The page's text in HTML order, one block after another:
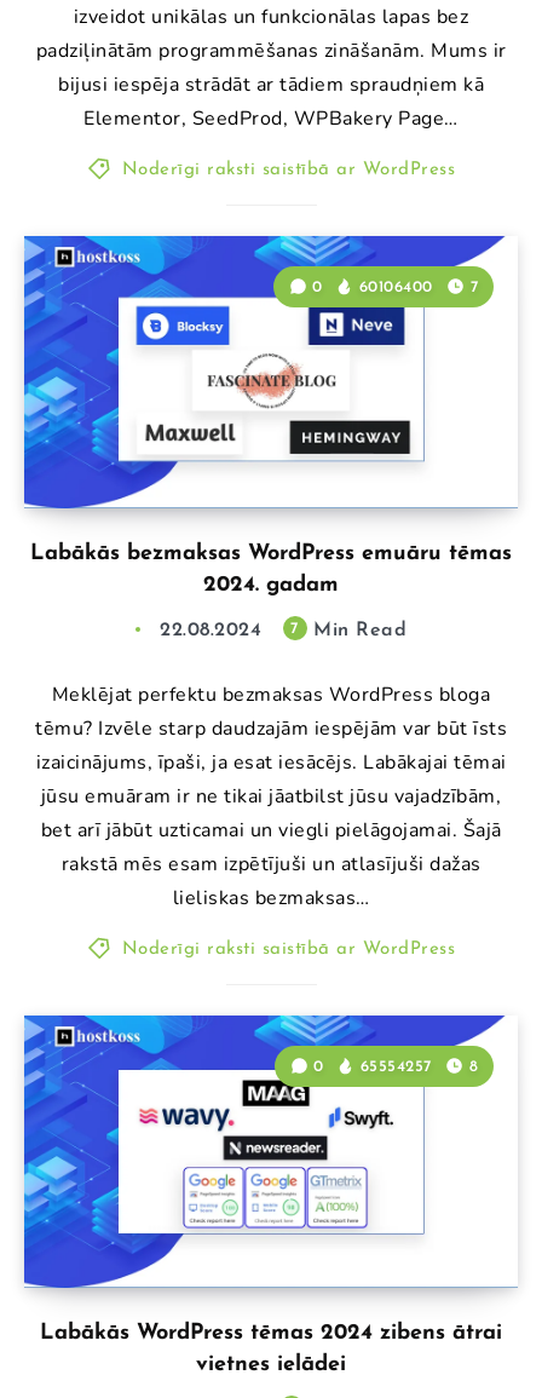
izveidot unikālas un funkcionālas lapas bez
padziļinātām programmēšanas zināšanām. Mums ir
bijusi iespēja strādāt ar tādiem spraudņiem kā
Elementor, SeedProd, WPBakery Page…
Noderīgi raksti saistībā ar WordPress
Labākās bezmaksas WordPress emuāru tēmas
2024. gadam
0 60106400 7
22.08.2024 7 Min Read
Meklējat perfektu bezmaksas WordPress bloga
tēmu? Izvēle starp daudzajām iespējām var būt īsts
izaicinājums, īpaši, ja esat iesācējs. Labākajai tēmai
jūsu emuāram ir ne tikai jāatbilst jūsu vajadzībām,
bet arī jābūt uzticamai un viegli pielāgojamai. Šajā
rakstā mēs esam izpētījuši un atlasījuši dažas
lieliskas bezmaksas…
Noderīgi raksti saistībā ar WordPress
Labākās WordPress tēmas 2024 zibens ātrai
vietnes ielādei
0 65554257 8